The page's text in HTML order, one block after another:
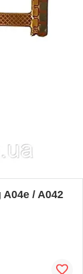
/ A042